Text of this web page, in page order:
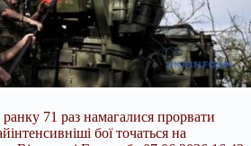
ранку 71 раз намагалися прорвати
бої точаться на